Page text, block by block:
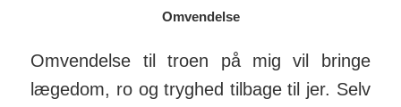
Omvendelse
Omvendelse til troen på mig vil bringe
læge­dom, ro og tryghed tilbage til jer. Selv